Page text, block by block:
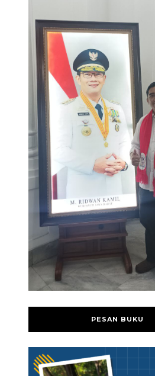
PESAN BUKU